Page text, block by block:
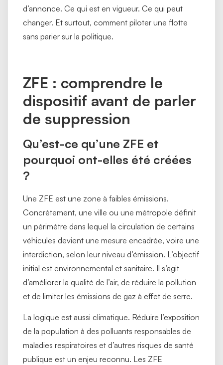
d’annonce. Ce qui est en vigueur. Ce qui peut
changer. Et surtout, comment piloter une flotte
sans parier sur la politique.
ZFE : comprendre le
dispositif avant de parler
de suppression
Qu’est-ce qu’une ZFE et
pourquoi ont-elles été créées
?
Une ZFE est une zone à faibles émissions.
Concrètement, une ville ou une métropole définit
un périmètre dans lequel la circulation de certains
véhicules devient une mesure encadrée, voire une
interdiction, selon leur niveau d’émission. L’objectif
initial est environnemental et sanitaire. Il s’agit
d’améliorer la qualité de l’air, de réduire la pollution
et de limiter les émissions de gaz à effet de serre.
La logique est aussi climatique. Réduire l’exposition
de la population à des polluants responsables de
maladies respiratoires et d’autres risques de santé
publique est un enjeu reconnu. Les ZFE